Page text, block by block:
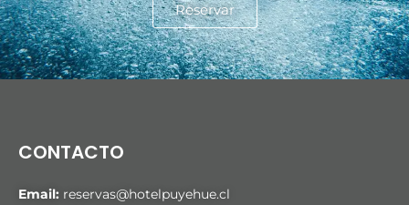
Reservar
CONTACTO
Email: reservas@hotelpuyehue.cl